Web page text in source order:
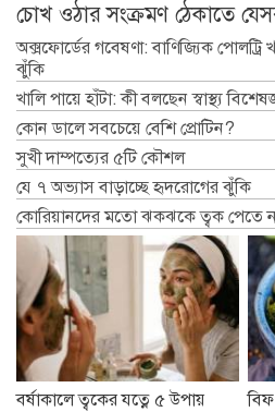
চোখ ওঠার সংক্রমণ ঠেকাতে
অক্সফোর্ডের গবেষণা: বাণিজ্যিক পোলট্রি
ঝুঁকি
খালি পায়ে হাঁটা: কী বলছেন স্বাস্থ্য
কোন ডালে সবচেয়ে বেশি প্রোটিন?
সুখী দাম্পত্যের ৫টি কৌশল
যে ৭ অভ্যাস বাড়াচ্ছে হৃদরোগের ঝুঁকি
কোরিয়ানদের মতো ঝকঝকে ত্বক পেতে
বর্ষাকালে ত্বকের যত্নে ৫ উপায়